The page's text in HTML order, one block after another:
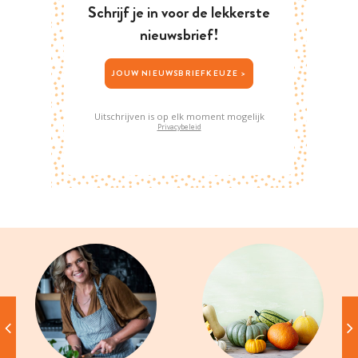
Schrijf je in voor de lekkerste
nieuwsbrief!
JOUW NIEUWSBRIEFKEUZE >
Uitschrijven is op elk moment mogelijk
Privacybeleid